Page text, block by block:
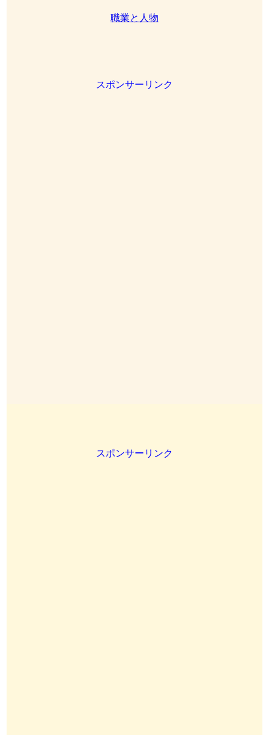
職業と人物
スポンサーリンク
スポンサーリンク